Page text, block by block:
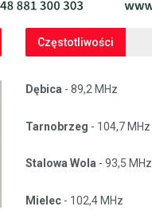
Częstotliwości
Dębica - 89,2 MHz
Tarnobrzeg - 104,7 MHz
Stalowa Wola - 93,5 MHz
Mielec - 102,4 MHz